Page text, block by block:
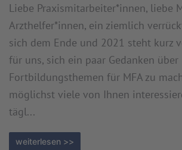
Liebe Praxismitarbeiter*innen, liebe
Arzthelfer*innen, ein ziemlich
sich dem Ende und 2021 steht kurz
für uns, sich ein paar Gedanken über
Fortbildungsthemen für MFA zu
möglichst viele von Ihnen
tägl...
weiterlesen >>